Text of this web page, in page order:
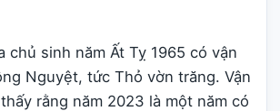
chủ sinh năm Ất Tỵ 1965 có vận
Nguyệt, tức Thỏ vờn trăng. Vận
rằng năm 2023 là một năm có